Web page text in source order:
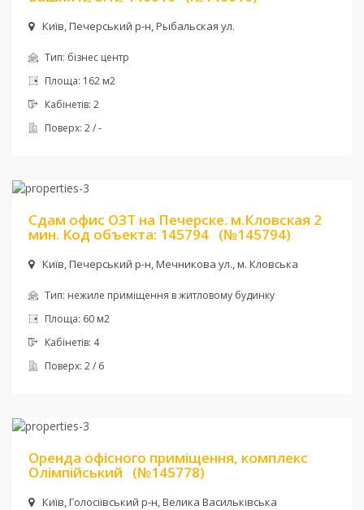
Київ, Печерський р-н, Рыбальская ул.
Тип: бізнес центр
Площа: 162 м2
Кабінетів: 2
Поверх: 2 / -
Сдам офис ОЗТ на Печерске. м.Кловская 2
мин. Код объекта: 145794 (№145794)
Київ, Печерський р-н, Мечникова ул., м. Кловська
Тип: нежиле приміщення в житловому будинку
Площа: 60 м2
Кабінетів: 4
Поверх: 2 / 6
Оренда офісного приміщення, комплекс
Олімпійський (№145778)
Київ, Голосіївський р-н, Велика Васильківська